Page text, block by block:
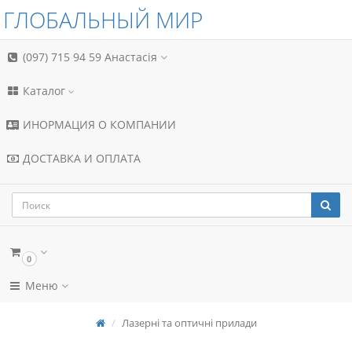
ГЛОБАЛЬНЫЙ МИР
(097) 715 94 59 Анастасія
Каталог
ИНОРМАЦИЯ О КОМПАНИИ
ДОСТАВКА И ОПЛАТА
0
Меню
Лазерні та оптичні прилади